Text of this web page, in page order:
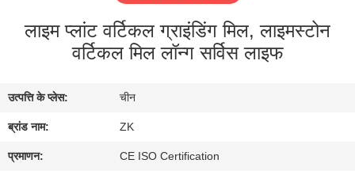
हमारे
कारखाना
भ्रमण
लाइम प्लांट वर्टिकल ग्राइंडिंग मिल, लाइमस्टोन
वर्टिकल मिल लॉन्ग सर्विस लाइफ
उत्पत्ति के प्लेस: चीन
ब्रांड नाम: ZK
प्रमाणन: CE ISO Certification